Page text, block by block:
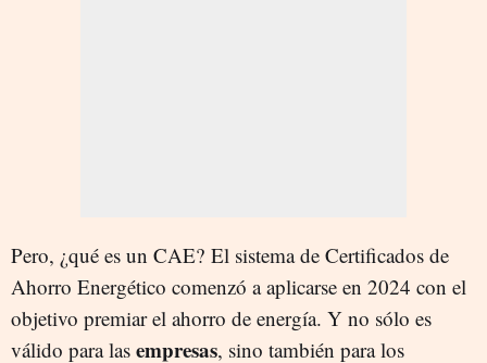
Pero, ¿qué es un CAE? El sistema de Certificados de
Ahorro Energético comenzó a aplicarse en 2024 con el
objetivo premiar el ahorro de energía. Y no sólo es
válido para las empresas, sino también para los